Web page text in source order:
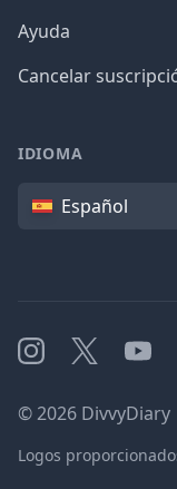
Ayuda
Cancelar
IDIOMA
IdiomaEspañol
Instagram
X
©2026 DivvyDiary
Logos